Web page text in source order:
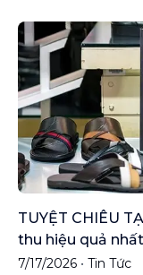
TUYỆT CHIÊU
thu hiệu quả
7/17/2026 • Tin Tức